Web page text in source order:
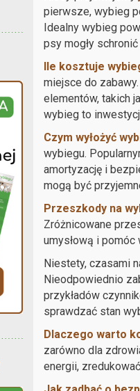
pierwsze, wybieg
Idealny wybieg
psy mogły
Ile kosztuje
miejsce do
elementów, takich
wybieg to
Czym wyłożyć
wybiegu.
amortyzację i
mogą być
Przeszkody na
Zróżnicowane
umysłową i
Niestety, czasami
Nieodpowiednio
przykładów
sprawdzać stan
Dlaczego warto
zarówno dla
energii,